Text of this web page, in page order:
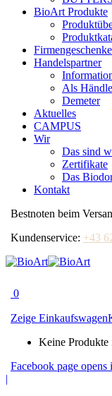
BioArt Produkte
Firmengeschenke
Handelspartner
Als
Demeter
Aktuelles
CAMPUS
Wir
Das sind
Zertifikate
Das
Kontakt
Bestnoten beim
Kundenservice: +43
0
Zeige Einkaufswagen
Keine Produkte
Facebook page
|